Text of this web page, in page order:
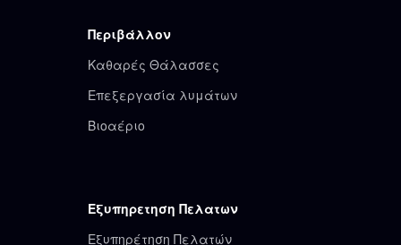
Περιβάλλον
Καθαρές Θάλασσες
Επεξεργασία λυμάτων
Βιοαέριο
Εξυπηρετηση Πελατων
Εξυπηρέτηση Πελατών